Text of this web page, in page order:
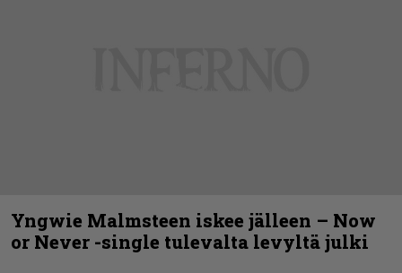
Yngwie Malmsteen iskee jälleen – Now
or Never -single tulevalta levyltä julki